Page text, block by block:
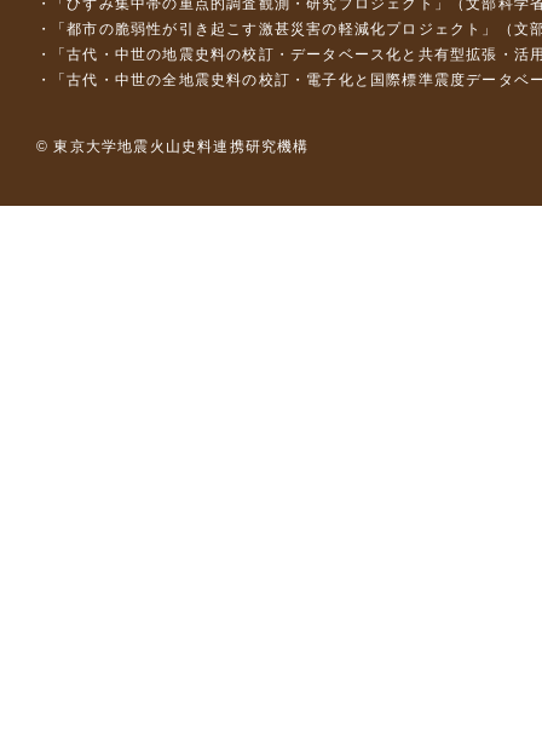
「ひずみ集中帯の重点的調査観測・研究プロジェクト」（文部科
「都市の脆弱性が引き起こす激甚災害の軽減化プロジェクト」（
「古代・中世の地震史料の校訂・データベース化と共有型拡張・
「古代・中世の全地震史料の校訂・電子化と国際標準震度データ
© 東京大学地震火山史料連携研究機構